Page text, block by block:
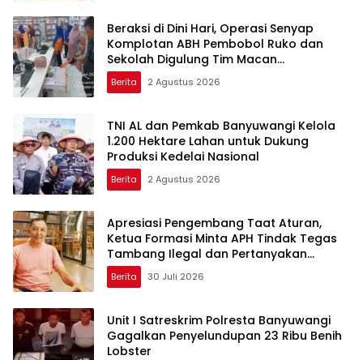
Beraksi di Dini Hari, Operasi Senyap
Komplotan ABH Pembobol Ruko dan
Sekolah Digulung Tim Macan
Blambangan
Berita 2 Agustus 2026
TNI AL dan Pemkab Banyuwangi Kelola
1.200 Hektare Lahan untuk Dukung
Produksi Kedelai Nasional
Berita 2 Agustus 2026
Apresiasi Pengembang Taat Aturan,
Ketua Formasi Minta APH Tindak Tegas
Tambang Ilegal dan Pertanyakan
Perizinan di Gambor
Berita 30 Juli 2026
Unit I Satreskrim Polresta Banyuwangi
Gagalkan Penyelundupan 23 Ribu Benih
Lobster